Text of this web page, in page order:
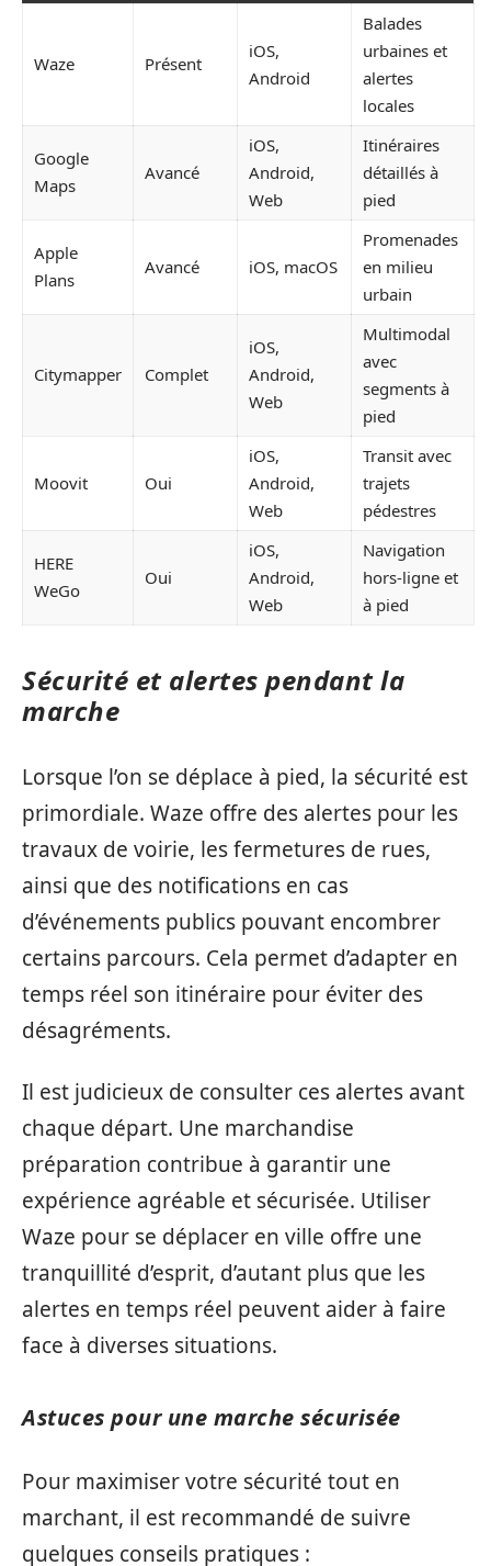
Waze Présent
iOS,
Android
Balades
urbaines et
alertes
locales
Google
Maps
Avancé
iOS,
Android,
Web
Itinéraires
détaillés à
pied
Apple
Plans
Avancé iOS, macOS
Promenades
en milieu
urbain
Citymapper Complet
iOS,
Android,
Web
Multimodal
avec
segments à
pied
Moovit Oui
iOS,
Android,
Web
Transit avec
trajets
pédestres
HERE
WeGo
Oui
iOS,
Android,
Web
Navigation
hors-ligne et
à pied
Sécurité et alertes pendant la
marche
Lorsque l’on se déplace à pied, la sécurité est
primordiale. Waze offre des alertes pour les
travaux de voirie, les fermetures de rues,
ainsi que des notifications en cas
d’événements publics pouvant encombrer
certains parcours. Cela permet d’adapter en
temps réel son itinéraire pour éviter des
désagréments.
Il est judicieux de consulter ces alertes avant
chaque départ. Une marchandise
préparation contribue à garantir une
expérience agréable et sécurisée. Utiliser
Waze pour se déplacer en ville offre une
tranquillité d’esprit, d’autant plus que les
alertes en temps réel peuvent aider à faire
face à diverses situations.
Astuces pour une marche sécurisée
Pour maximiser votre sécurité tout en
marchant, il est recommandé de suivre
quelques conseils pratiques :